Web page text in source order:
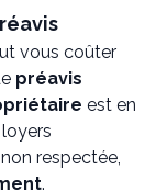
vous coûter
préavis
est en
non respectée,
.